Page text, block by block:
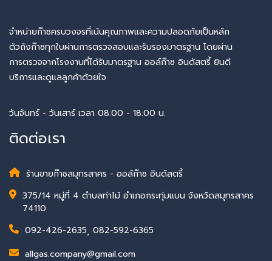
จำหน่ายก๊าซครบวงจรที่เน้นคุณภาพและความปลอดภัยเป็นหลัก
ตัวถังก๊าซทุกใบผ่านการตรวจสอบและรับรองมาตรฐาน โดยผ่าน
การตรวจจากโรงงานที่ได้รับมาตรฐาน ออล์ก๊าซ อินดัสตรี้ ยินดี
บริการและดูแลลูกค้าด้วยใจ
วันจันทร์ - วันเสาร์ เวลา 08:00 - 18:00 น.
ติดต่อเรา
ร้านขายก๊าซสมุทรสาคร - ออล์ก๊าซ อินดัสตรี้
375/14 หมู่ที่ 4 ตำบลท่าไม้ อำเภอกระทุ่มแบน จังหวัดสมุทรสาคร
74110
092-426-2635, 082-592-6365
allgas.company@gmail.com